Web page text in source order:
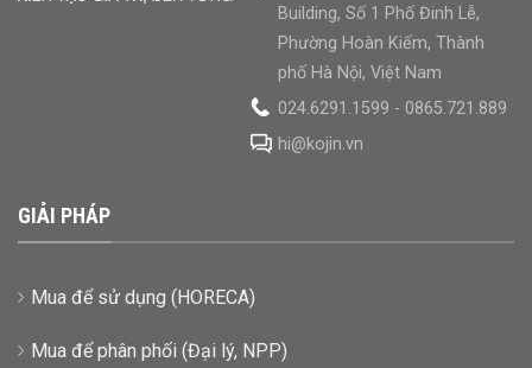
Building, Số 1 Phố Đinh Lễ,
Phường Hoàn Kiếm, Thành
phố Hà Nội, Việt Nam
024.6291.1599 - 0865.721.889
hi@kojin.vn
GIẢI PHÁP
Mua để sử dụng (HORECA)
Mua để phân phối (Đại lý, NPP)